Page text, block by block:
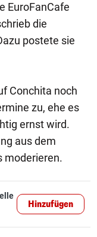
EuroFanCafe
die
postete sie
Conchita noch
zu, ehe es
ernst wird.
aus dem
moderieren.
Hinzufügen